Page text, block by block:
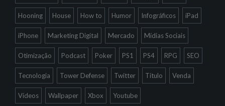
Hooning House How to Humor Infográficos iPad
iPhone Marketing Digital Mercado Mídias Sociais
Otimização Podcast Poker PS1 PS4 RPG SEO
Tecnologia Tower Defense Twitter Título Venda
Vídeos Wallpaper Xbox Youtube